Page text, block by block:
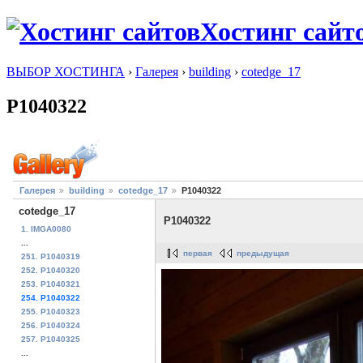
Хостинг
ВЫБОР ХОСТИНГА › Галерея › building › cotedge_17
P1040322
Галерея building cotedge_17 P1040322
cotedge_17
1. IMGA0080
...
251. P1040319
252. P1040320
253. P1040321
254. P1040322
255. P1040323
256. P1040324
257. P1040325
...
P1040322
первая предыдущая